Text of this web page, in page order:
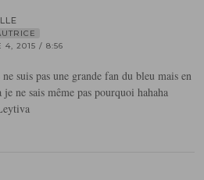
4, 2015 / 8:56
suis pas une grande fan du bleu mais en
ne sais même pas pourquoi hahaha